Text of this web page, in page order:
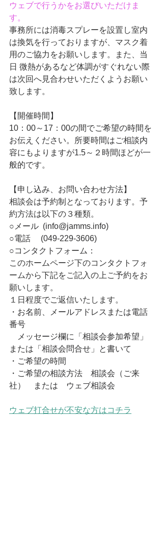
ウェブで行うかをお選びいただけま
す。
事務所には消毒スプレーを設置し室内
は換気を行っておりますが、マスク着
用のご協力をお願いします。また、当
日 微熱があるなど体調がすぐれない際
は次回へ見合わせいただくようお願い
致します。
【開催時間】
10：00～17：00の間でご希望の時間を
お伝えください。所要時間はご相談内
容にもよりますが1.5～２時間ほどが一
般的です。
【申し込み、お問い合わせ方法】
相談会は予約制となっております。予
約方法は以下の３種類。
○メール  (info@jamms.info)
○電話     (049-229-3606)
○コンタクトフォーム：
このホームページ下のコンタクトフォ
ームから下記をご記入の上ご予約をお
願いします。
１日程度でご返信いたします。
・お名前、メールアドレスまたは電話
番号
メッセージ欄に「相談会参加希望」
または「相談会問合せ」と書いて
・ ご希望の時間
・ ご希望の相談方法 相談会（ご来
社）　または　ウェブ相談会
ウェブ打合せが不安な方はコチラ